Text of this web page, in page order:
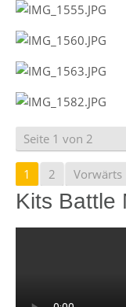
Seite 1 von 2
1 2 Vorwärts
Kits Battle